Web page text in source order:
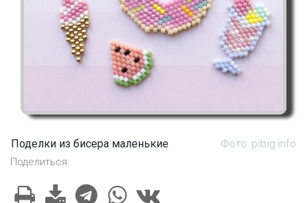
Поделки из бисера маленькие Фото: pibig.info
Поделиться: